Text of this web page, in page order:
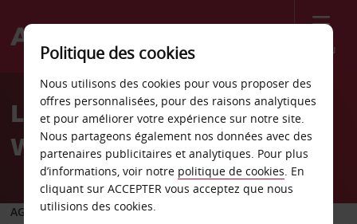
Menu
Welcome
AvisLocation de voiture Fort
Wayne
AGENCE DE DÉPART
Politique des cookies
Nous utilisons des cookies pour vous proposer des
offres personnalisées, pour des raisons analytiques
et pour améliorer votre expérience sur notre site.
Nous partageons également nos données avec des
partenaires publicitaires et analytiques. Pour plus
d’informations, voir notre politique de cookies. En
cliquant sur ACCEPTER vous acceptez que nous
utilisions des cookies.